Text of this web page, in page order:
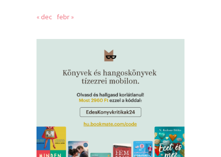
« dec febr »